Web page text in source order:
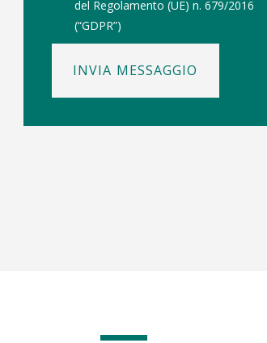
del Regolamento (UE) n. 679/2016
(“GDPR”)
INVIA MESSAGGIO